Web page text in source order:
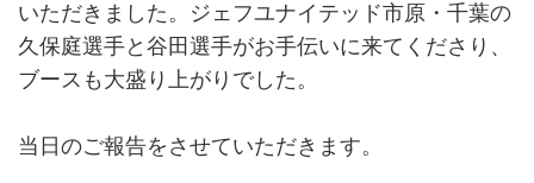
いただきました。ジェフユナイテッド市原・千葉の
久保庭選手と谷田選手がお手伝いに来てくださり、
ブースも大盛り上がりでした。
当日のご報告をさせていただきます。